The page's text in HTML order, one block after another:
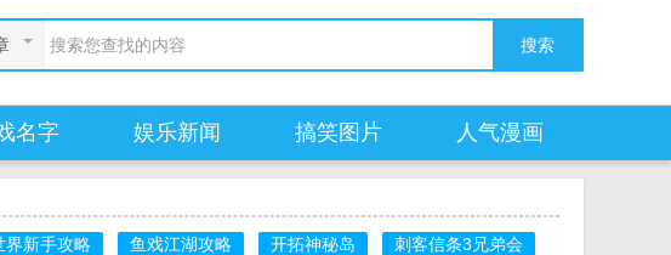
名字 娱乐新闻 搞笑图片 人气漫画
界新手攻略 鱼戏江湖攻略 开拓神秘岛 刺客信条3兄弟会